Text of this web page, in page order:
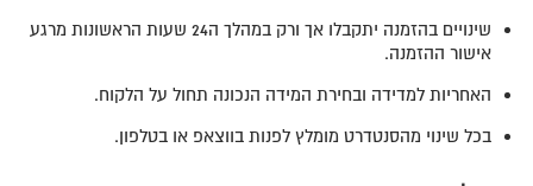
שינויים בהזמנה יתקבלו אך ורק במהלך ה24 שעות הראשונות מרגע
אישור ההזמנה.
האחריות למדידה ובחירת המידה הנכונה תחול על הלקוח.
בכל שינוי מהסנטדרט מומלץ לפנות בווצאפ או בטלפון.